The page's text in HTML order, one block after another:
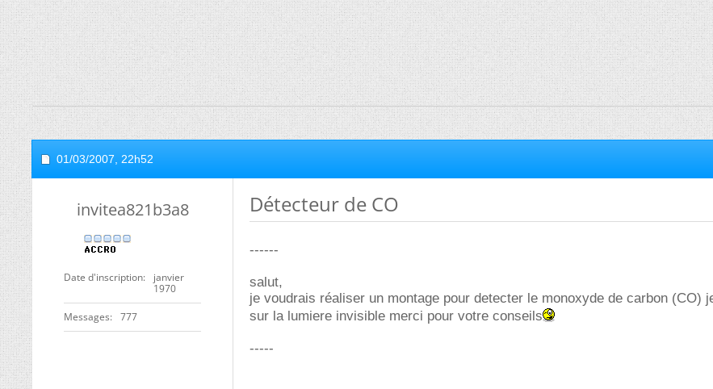
01/03/2007, 22h52
invitea821b3a8
Date d'inscription
janvier
1970
Messages 777
Détecteur de CO
------
salut,
je voudrais réaliser un montage pour detecter le monoxyde de carbon (CO)
sur la lumiere invisible merci pour votre conseils
-----